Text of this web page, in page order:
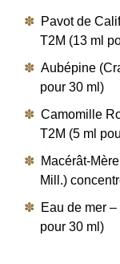
Pavot de
T2M (13 ml
Aubépine
pour 30 ml)
Camomille
T2M (5 ml
Macérât-
Mill.)
Eau de mer
pour 30 ml)